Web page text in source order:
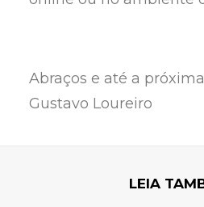
Abraços e até a
Gustavo Loureiro
LEIA